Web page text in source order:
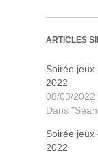
ARTICLES
Soirée jeux
2022
08/03/2022
Dans
Soirée jeux
2022